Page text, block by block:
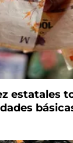
estatales